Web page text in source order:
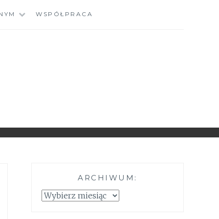
WSPÓŁPRACA
ARCHIWUM:
Archiwum: